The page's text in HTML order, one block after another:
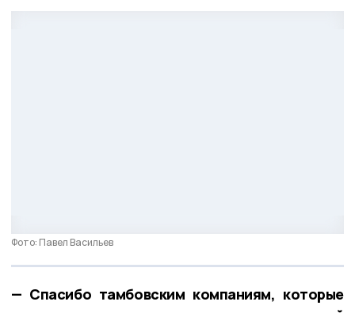
Фото: Павел Васильев
— Спасибо тамбовским компаниям, которые